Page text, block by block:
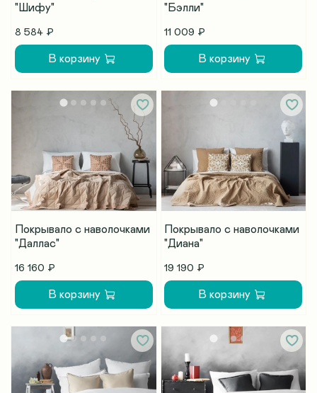
"Шифу"
8 584 ₽
В корзину
"Бэлли"
11 009 ₽
В корзину
Покрывало с наволочками
"Даллас"
16 160 ₽
В корзину
Покрывало с наволочками
"Диана"
19 190 ₽
В корзину